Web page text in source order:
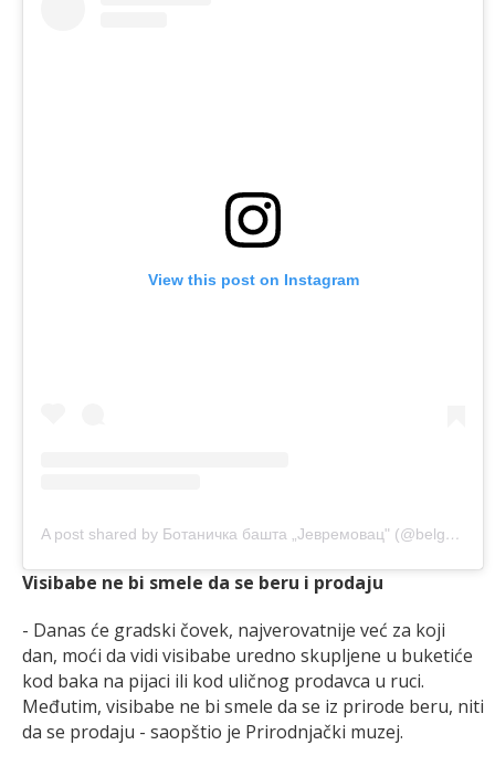
View this post on Instagram
A post shared by Ботаничка башта „Јевремовац" (@belgrade_botanical_garden)
Visibabe ne bi smele da se beru i prodaju
- Danas će gradski čovek, najverovatnije već za koji
dan, moći da vidi visibabe uredno skupljene u buketiće
kod baka na pijaci ili kod uličnog prodavca u ruci.
Međutim, visibabe ne bi smele da se iz prirode beru, niti
da se prodaju - saopštio je Prirodnjački muzej.